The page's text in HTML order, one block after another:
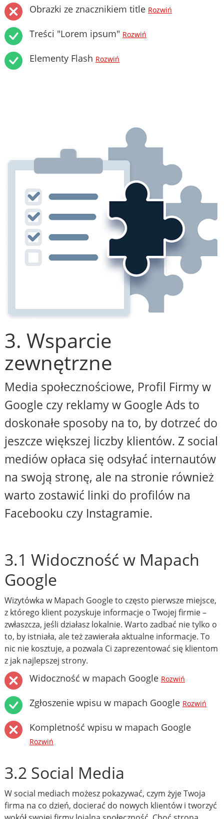
Obrazki ze znacznikiem title Rozwiń
Treści "Lorem ipsum" Rozwiń
Elementy Flash Rozwiń
3. Wsparcie
zewnętrzne
Media społecznościowe, Profil Firmy w
Google czy reklamy w Google Ads to
doskonałe sposoby na to, by dotrzeć do
jeszcze większej liczby klientów. Z social
mediów opłaca się odsyłać internautów
na swoją stronę, ale na stronie również
warto zostawić linki do profilów na
Facebooku czy Instagramie.
3.1 Widoczność w Mapach
Google
Wizytówka w Mapach Google to często pierwsze miejsce,
z którego klient pozyskuje informacje o Twojej firmie –
zwłaszcza, jeśli działasz lokalnie. Warto zadbać nie tylko o
to, by istniała, ale też zawierała aktualne informacje. To
nic nie kosztuje, a pozwala Ci zaprezentować się klientom
z jak najlepszej strony.
Widoczność w mapach Google Rozwiń
Zgłoszenie wpisu w mapach Google Rozwiń
Kompletność wpisu w mapach Google
Rozwiń
3.2 Social Media
W social mediach możesz pokazywać, czym żyje Twoja
firma na co dzień, docierać do nowych klientów i tworzyć